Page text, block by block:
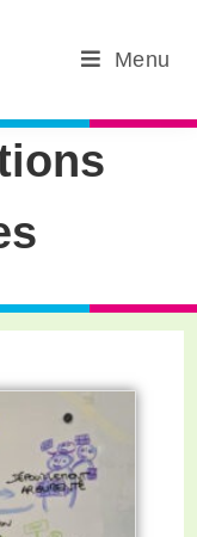
Menu